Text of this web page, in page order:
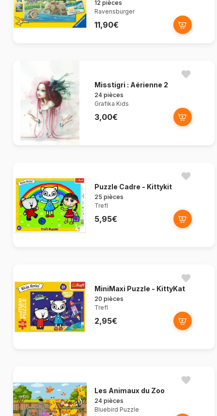
12 pièces
Ravensburger
11,90€
Misstigri : Aérienne 2
24 pièces
Grafika Kids
3,00€
Puzzle Cadre - Kittykit
25 pièces
Trefl
5,95€
MiniMaxi Puzzle - KittyKat
20 pièces
Trefl
2,95€
Les Animaux du Zoo
24 pièces
Bluebird Puzzle